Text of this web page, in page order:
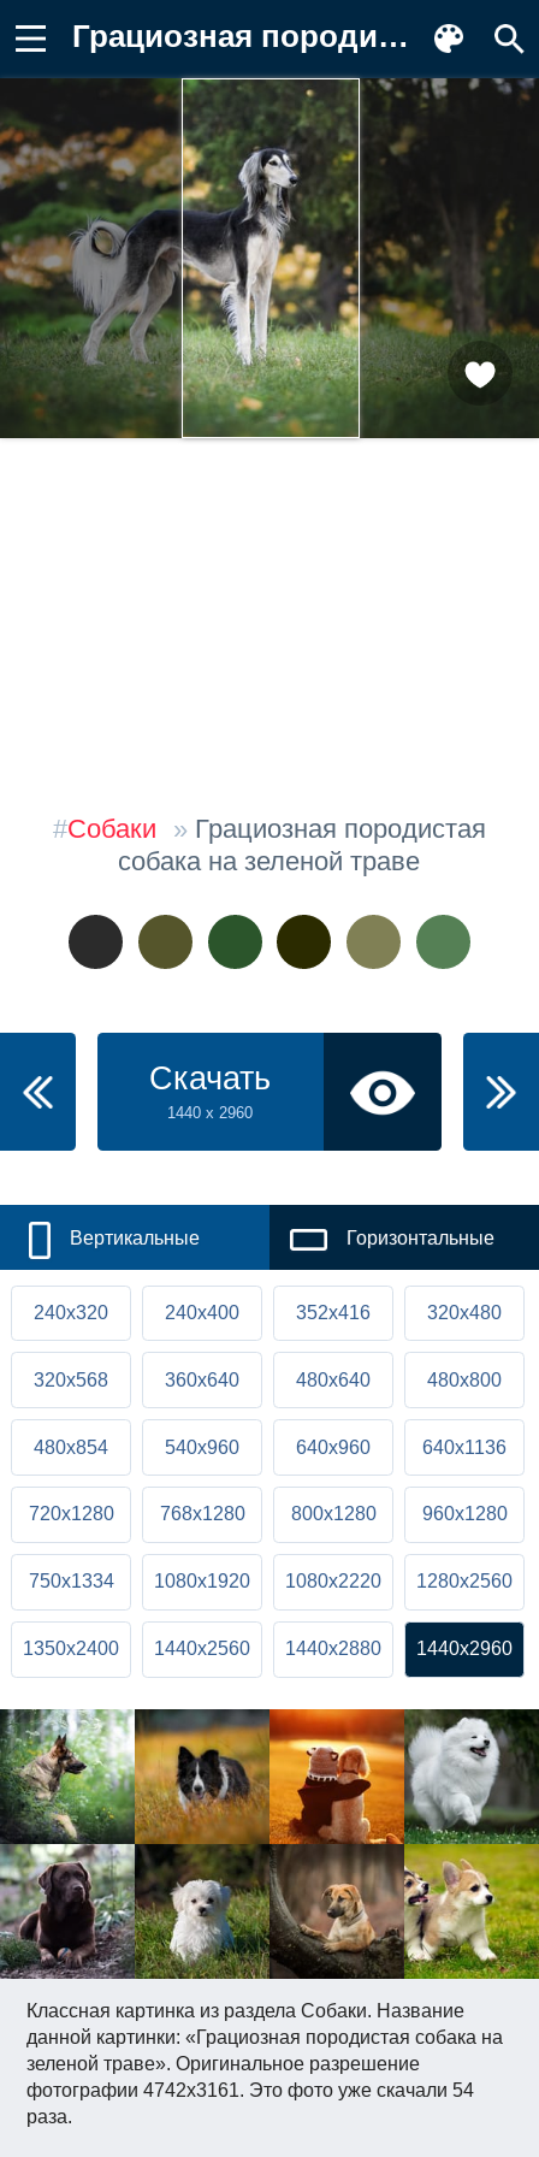
Грациозная породистая собака на зеленой Картинка для телефона
Классная картинка из раздела Собаки. Название
данной картинки: «Грациозная породистая собака на
зеленой траве». Оригинальное разрешение
фотографии 4742x3161. Это фото уже скачали 54
раза.
#Собаки » Грациозная породистая
собака на зеленой траве
Скачать
1440 x 2960
Вертикальные Горизонтальные
240x320 240x400 352x416 320x480
320x568 360x640 480x640 480x800
480x854 540x960 640x960 640x1136
720x1280 768x1280 800x1280 960x1280
750x1334 1080x1920 1080x2220 1280x2560
1350x2400 1440x2560 1440x2880 1440x2960